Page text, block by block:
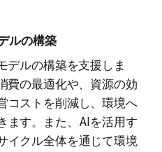
ルの構築
デルの構築を支援しま
費の最適化や、資源の効
コストを削減し、環境へ
ます。また、AIを活用す
イクル全体を通じて環境